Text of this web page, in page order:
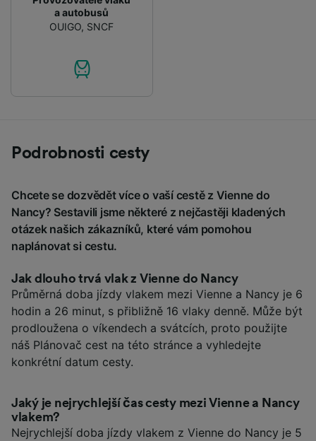
a autobusů
OUIGO, SNCF
Podrobnosti cesty
Chcete se dozvědět více o vaší cestě z Vienne do
Nancy? Sestavili jsme některé z nejčastěji kladených
otázek našich zákazníků, které vám pomohou
naplánovat si cestu.
Jak dlouho trvá vlak z Vienne do Nancy
Průměrná doba jízdy vlakem mezi Vienne a Nancy je 6
hodin a 26 minut, s přibližně 16 vlaky denně. Může být
prodloužena o víkendech a svátcích, proto použijte
náš Plánovač cest na této stránce a vyhledejte
konkrétní datum cesty.
Jaký je nejrychlejší čas cesty mezi Vienne a Nancy
vlakem?
Nejrychlejší doba jízdy vlakem z Vienne do Nancy je 5